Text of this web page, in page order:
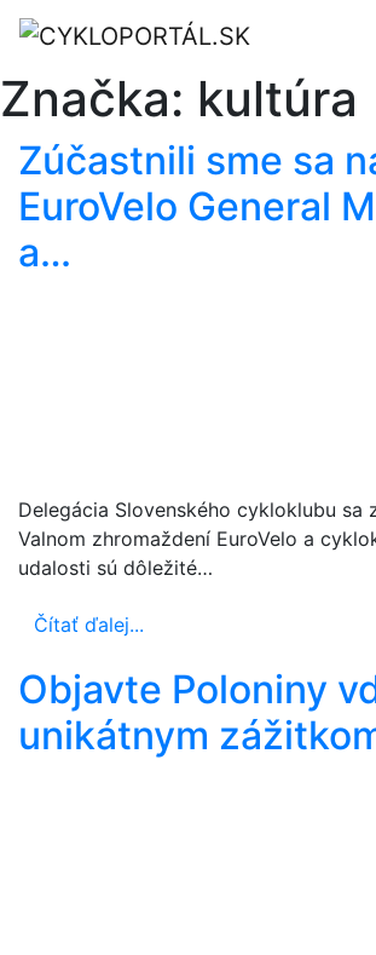
Značka: kultúra
Zúčastnili sme sa
EuroVelo General
a…
Delegácia Slovenského cykloklubu sa
Valnom zhromaždení EuroVelo a
udalosti sú dôležité…
Čítať ďalej...
Objavte Poloniny
unikátnym